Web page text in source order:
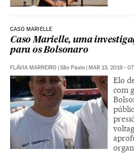
CASO MARIELLE
Caso Marielle, uma
para os Bolsonaro
FLÁVIA MARREIRO | São Paulo | MAR 13, 2019 -
Elo
com